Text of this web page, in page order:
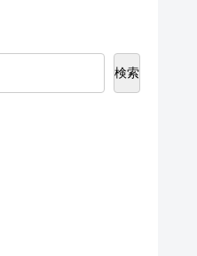
検索